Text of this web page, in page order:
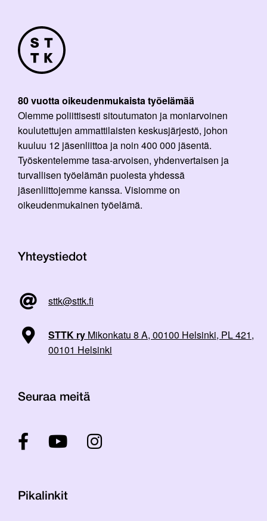
80 vuotta oikeudenmukaista työelämää
Olemme poliittisesti sitoutumaton ja moniarvoinen
koulutettujen ammattilaisten keskusjärjestö, johon
kuuluu 12 jäsenliittoa ja noin 400 000 jäsentä.
Työskentelemme tasa-arvoisen, yhdenvertaisen ja
turvallisen työelämän puolesta yhdessä
jäsenliittojemme kanssa. Visiomme on
oikeudenmukainen työelämä.
Yhteystiedot
sttk@sttk.fi
STTK ry Mikonkatu 8 A, 00100 Helsinki, PL 421,
00101 Helsinki
Seuraa meitä
Pikalinkit